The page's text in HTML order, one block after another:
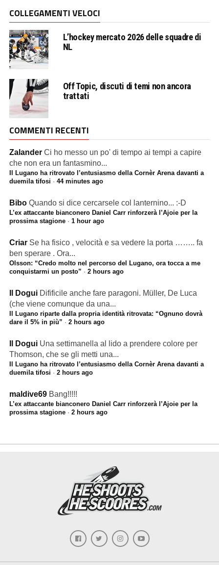
COLLEGAMENTI VELOCI
L’hockey mercato 2026 delle squadre di
NL
Off Topic, discuti di temi non ancora
trattati
COMMENTI RECENTI
Zalander Ci ho messo un po' di tempo ai tempi a capire
che non era un fantasmino...
Il Lugano ha ritrovato l’entusiasmo della Cornèr Arena davanti a
duemila tifosi · 44 minutes ago
Bibo Quando si dice cercarsele col lanternino... :-D
L’ex attaccante bianconero Daniel Carr rinforzerà l’Ajoie per la
prossima stagione· 1 hour ago
Criar Se ha fisico , velocità e sa vedere la porta …….. fa
ben sperare . Ora...
Olsson: “Credo molto nel percorso del Lugano, ora tocca a me
conquistarmi un posto” · 2 hours ago
Il Dogui Difificile anche fare paragoni. Müller, De Luca
(che viene comunque da una...
Il Lugano riparte dalla propria identità ritrovata: “Ognuno dovrà
dare il 5% in più” · 2 hours ago
Il Dogui Una settimanella al lido a prendere colore per
Thomson, che se gli metti una...
Il Lugano ha ritrovato l’entusiasmo della Cornèr Arena davanti a
duemila tifosi · 2 hours ago
maldive69 Bang!!!!!
L’ex attaccante bianconero Daniel Carr rinforzerà l’Ajoie per la
prossima stagione· 2 hours ago